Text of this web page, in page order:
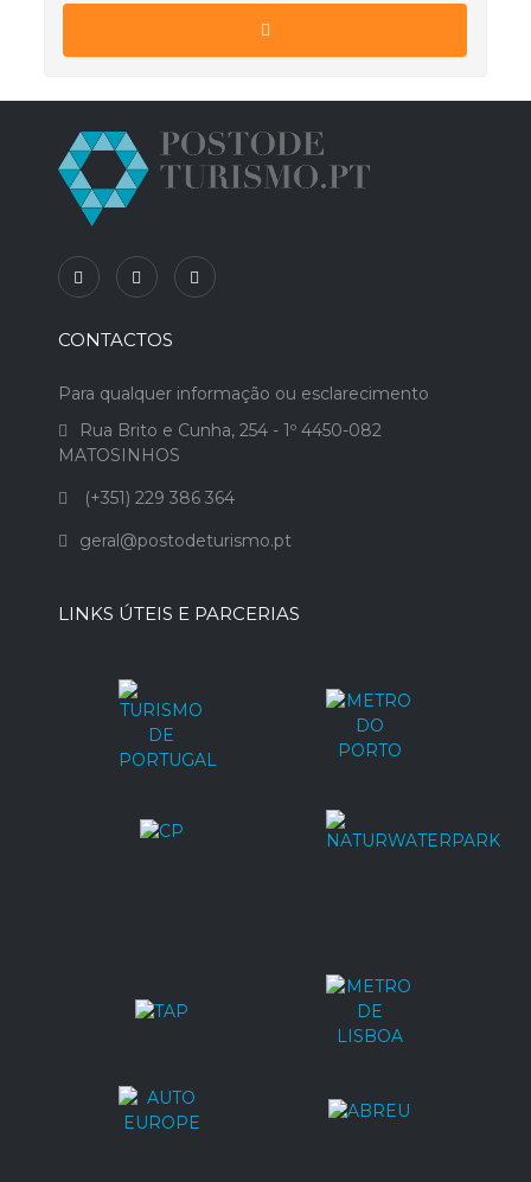
CONTACTOS
Para qualquer informação ou esclarecimento
Rua Brito e Cunha, 254 - 1º 4450-082
MATOSINHOS
(+351) 229 386 364
geral@postodeturismo.pt
LINKS ÚTEIS E PARCERIAS